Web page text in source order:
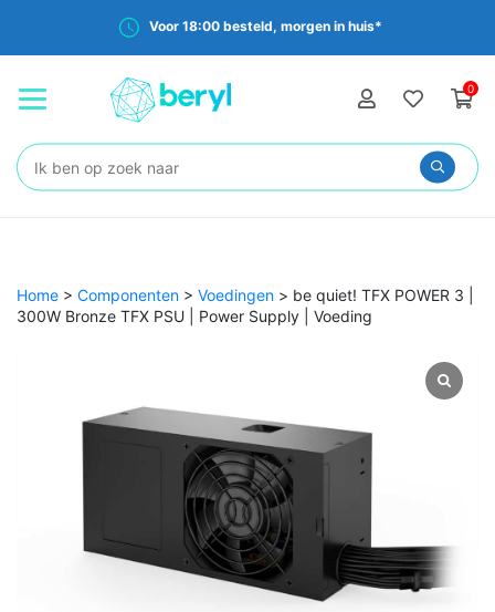
Voor 18:00 besteld, morgen in huis*
0
Zoeken:
Home > Componenten > Voedingen > be quiet! TFX POWER 3 |
300W Bronze TFX PSU | Power Supply | Voeding